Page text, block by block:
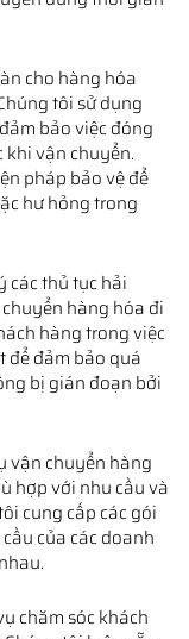
cho hàng hóa
tôi sử dụng
bảo việc đóng
vận chuyển.
pháp bảo vệ để
hư hỏng trong
các thủ tục hải
hàng hóa đi
hàng trong việc
để đảm bảo quá
bị gián đoạn bởi
vận chuyển hàng
hợp với nhu cầu và
cung cấp các gói
của các doanh
chăm sóc khách